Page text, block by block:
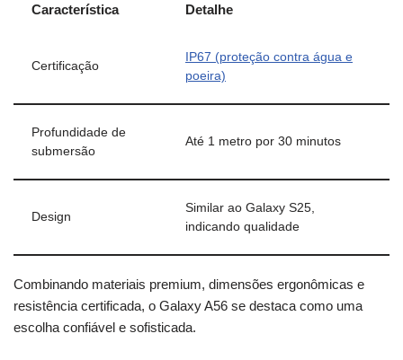
Característica Detalhe
Certificação
IP67 (proteção contra água e
poeira)
Profundidade de
submersão
Até 1 metro por 30 minutos
Design
Similar ao Galaxy S25,
indicando qualidade
Combinando materiais premium, dimensões ergonômicas e
resistência certificada, o Galaxy A56 se destaca como uma
escolha confiável e sofisticada.